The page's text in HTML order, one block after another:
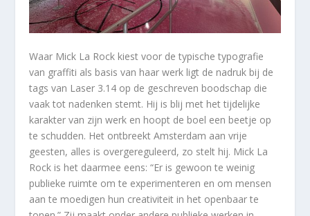
Waar Mick La Rock kiest voor de typische typografie
van graffiti als basis van haar werk ligt de nadruk bij de
tags van Laser 3.14 op de geschreven boodschap die
vaak tot nadenken stemt. Hij is blij met het tijdelijke
karakter van zijn werk en hoopt de boel een beetje op
te schudden. Het ontbreekt Amsterdam aan vrije
geesten, alles is overgereguleerd, zo stelt hij. Mick La
Rock is het daarmee eens: “Er is gewoon te weinig
publieke ruimte om te experimenteren en om mensen
aan te moedigen hun creativiteit in het openbaar te